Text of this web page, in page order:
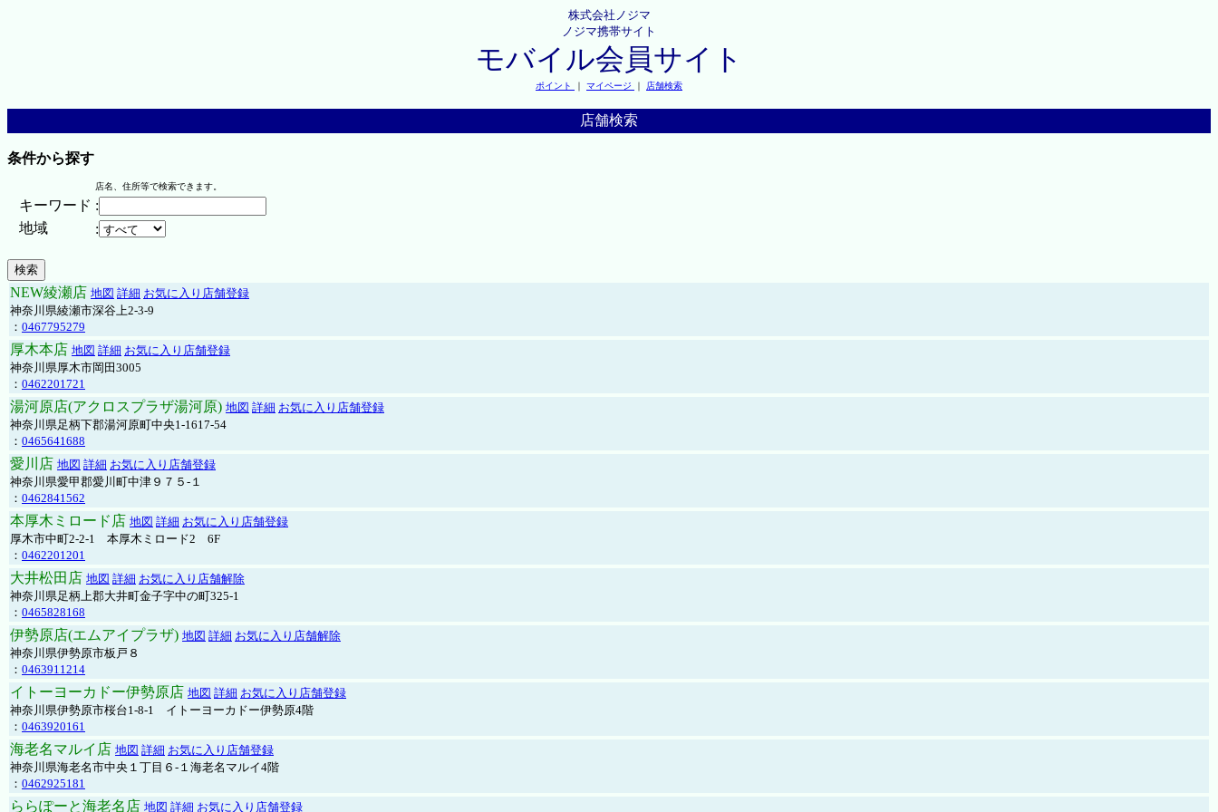
株式会社ノジマ
ノジマ携帯サイト
モバイル会員サイト
ポイント ｜ マイページ ｜ 店舗検索
店舗検索
条件から探す
店名、住所等で検索できます。
キーワード :
地域
:
NEW綾瀬店 地図 詳細 お気に入り店舗登録
神奈川県綾瀬市深谷上2-3-9
： 0467795279
厚木本店 地図 詳細 お気に入り店舗登録
神奈川県厚木市岡田3005
： 0462201721
湯河原店(アクロスプラザ湯河原) 地図 詳細 お気に入り店舗登録
神奈川県足柄下郡湯河原町中央1-1617-54
： 0465641688
愛川店 地図 詳細 お気に入り店舗登録
神奈川県愛甲郡愛川町中津９７５-１
： 0462841562
本厚木ミロード店 地図 詳細 お気に入り店舗登録
厚木市中町2-2-1 本厚木ミロード2 6F
： 0462201201
大井松田店 地図 詳細 お気に入り店舗解除
神奈川県足柄上郡大井町金子字中の町325-1
： 0465828168
伊勢原店(エムアイプラザ) 地図 詳細 お気に入り店舗解除
神奈川県伊勢原市板戸８
： 0463911214
イトーヨーカドー伊勢原店 地図 詳細 お気に入り店舗登録
神奈川県伊勢原市桜台1-8-1 イトーヨーカドー伊勢原4階
： 0463920161
海老名マルイ店 地図 詳細 お気に入り店舗登録
神奈川県海老名市中央１丁目６-１海老名マルイ4階
： 0462925181
ららぽーと海老名店 地図 詳細 お気に入り店舗登録